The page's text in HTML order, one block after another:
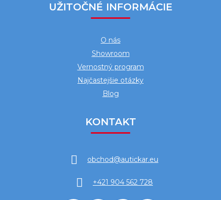
UŽITOČNÉ INFORMÁCIE
O nás
Showroom
Vernostný program
Najčastejšie otázky
Blog
KONTAKT
obchod@autickar.eu
+421 904 562 728